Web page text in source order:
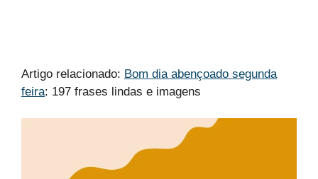
Artigo relacionado: Bom dia abençoado segunda
feira: 197 frases lindas e imagens